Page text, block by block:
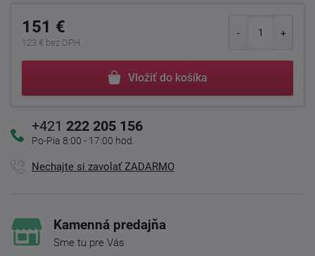
151 €
123 € bez DPH
Vložiť do košíka
+421 222 205 156
Po-Pia 8:00 - 17:00 hod.
Nechajte si zavolať ZADARMO
Kamenná predajňa
Sme tu pre Vás